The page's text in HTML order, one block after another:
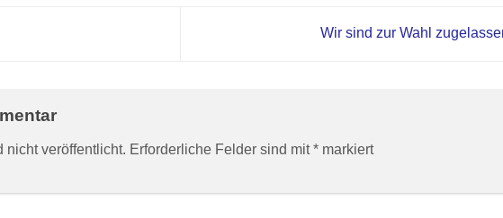
Wir sind zur Wahl
nicht veröffentlicht. Erforderliche Felder sind mit* markiert